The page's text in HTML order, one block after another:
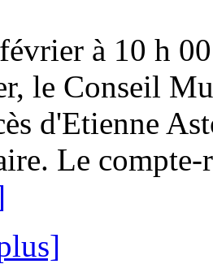
à 10 h
le Conseil
d'Etienne
Le